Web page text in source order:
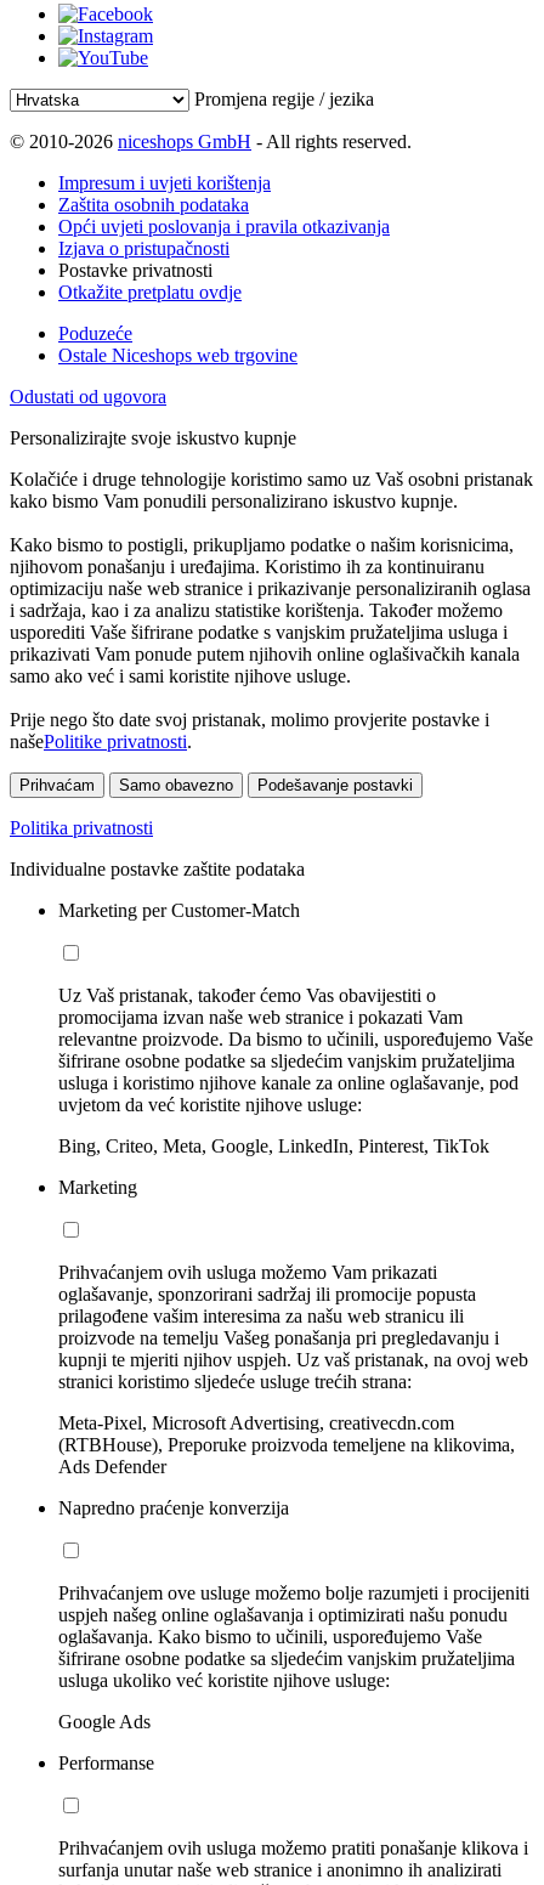
Promjena regije / jezika
© 2010-2026 niceshops GmbH - All rights reserved.
Impresum i uvjeti korištenja
Zaštita osobnih podataka
Opći uvjeti poslovanja i pravila otkazivanja
Izjava o pristupačnosti
Postavke privatnosti
Otkažite pretplatu ovdje
Poduzeće
Ostale Niceshops web trgovine
Odustati od ugovora
Personalizirajte svoje iskustvo kupnje
Kolačiće i druge tehnologije koristimo samo uz Vaš osobni pristanak
kako bismo Vam ponudili personalizirano iskustvo kupnje.
Kako bismo to postigli, prikupljamo podatke o našim korisnicima,
njihovom ponašanju i uređajima. Koristimo ih za kontinuiranu
optimizaciju naše web stranice i prikazivanje personaliziranih oglasa
i sadržaja, kao i za analizu statistike korištenja. Također možemo
usporediti Vaše šifrirane podatke s vanjskim pružateljima usluga i
prikazivati Vam ponude putem njihovih online oglašivačkih kanala
samo ako već i sami koristite njihove usluge.
Prije nego što date svoj pristanak, molimo provjerite postavke i
našePolitike privatnosti.
Prihvaćam Samo obavezno Podešavanje postavki
Politika privatnosti
Individualne postavke zaštite podataka
Marketing per Customer-Match
Uz Vaš pristanak, također ćemo Vas obavijestiti o
promocijama izvan naše web stranice i pokazati Vam
relevantne proizvode. Da bismo to učinili, uspoređujemo Vaše
šifrirane osobne podatke sa sljedećim vanjskim pružateljima
usluga i koristimo njihove kanale za online oglašavanje, pod
uvjetom da već koristite njihove usluge:
Bing, Criteo, Meta, Google, LinkedIn, Pinterest, TikTok
Marketing
Prihvaćanjem ovih usluga možemo Vam prikazati
oglašavanje, sponzorirani sadržaj ili promocije popusta
prilagođene vašim interesima za našu web stranicu ili
proizvode na temelju Vašeg ponašanja pri pregledavanju i
kupnji te mjeriti njihov uspjeh. Uz vaš pristanak, na ovoj web
stranici koristimo sljedeće usluge trećih strana:
Meta-Pixel, Microsoft Advertising, creativecdn.com
(RTBHouse), Preporuke proizvoda temeljene na klikovima,
Ads Defender
Napredno praćenje konverzija
Prihvaćanjem ove usluge možemo bolje razumjeti i procijeniti
uspjeh našeg online oglašavanja i optimizirati našu ponudu
oglašavanja. Kako bismo to učinili, uspoređujemo Vaše
šifrirane osobne podatke sa sljedećim vanjskim pružateljima
usluga ukoliko već koristite njihove usluge:
Google Ads
Performanse
Prihvaćanjem ovih usluga možemo pratiti ponašanje klikova i
surfanja unutar naše web stranice i anonimno ih analizirati